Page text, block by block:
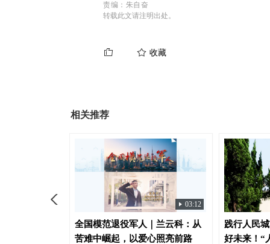
责编：朱自奋
转载此文请注明出处。
收藏
相关推荐
03:12
全国模范退役军人｜兰云科：从
苦难中崛起，以爱心照亮前路
践行人民
好未来！“